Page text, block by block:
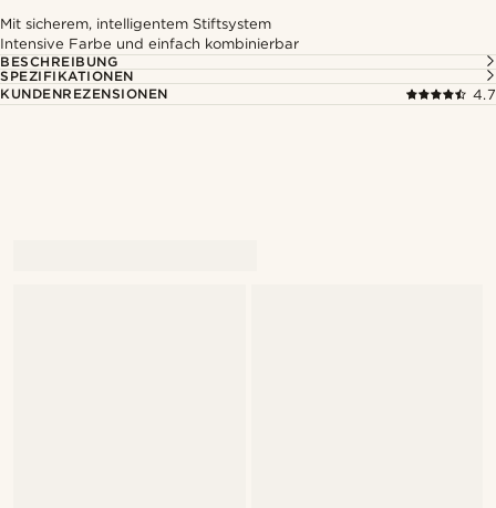
Mit sicherem, intelligentem Stiftsystem
Intensive Farbe und einfach kombinierbar
BESCHREIBUNG
SPEZIFIKATIONEN
KUNDENREZENSIONEN
4.7